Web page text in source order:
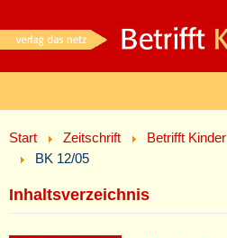
Start Zeitschrift Betrifft Kinder
BK 12/05
Inhaltsverzeichnis